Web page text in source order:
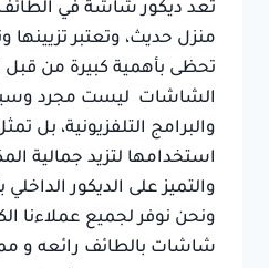
تعد ديكور شاشة في
منزل حديث، وتعتبر تزيينها
تحظى بأهمية كبيرة من
الشاشات ليست مجرد
والبرامج التلفزيونية، بل
استخدامها لتزيد جمالية
والتميز على الديكور
ونحن نوفر لجميع عملاءنا
شاشات بالطائف رائعه و